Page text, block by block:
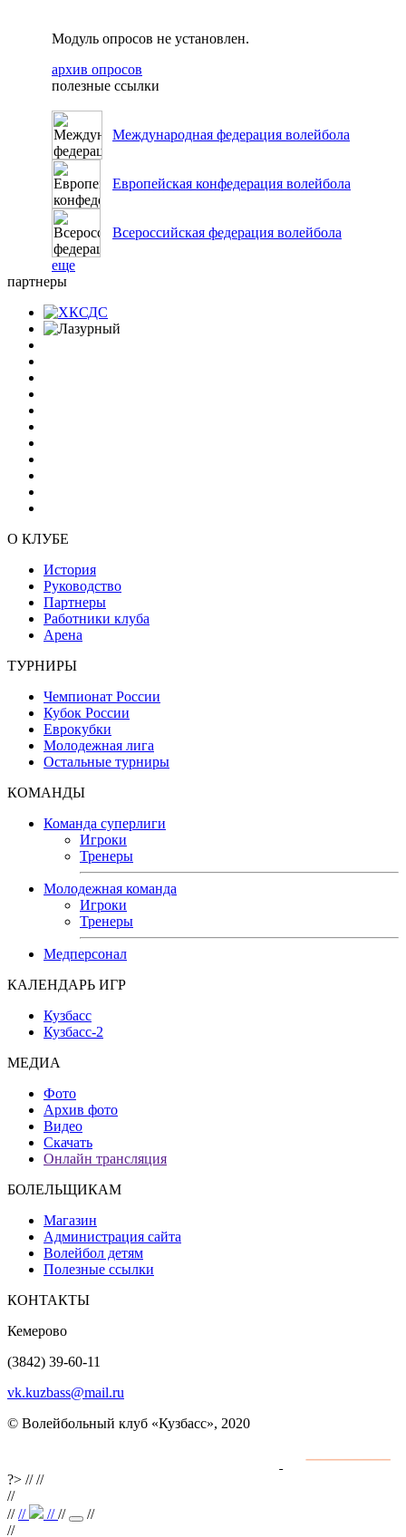
Модуль опросов не установлен.
архив опросов
полезные ссылки
Международная федерация волейбола
Европейская конфедерация волейбола
Всероссийская федерация волейбола
еще
партнеры
О КЛУБЕ
История
Руководство
Партнеры
Работники клуба
Арена
ТУРНИРЫ
Чемпионат России
Кубок России
Еврокубки
Молодежная лига
Остальные турниры
КОМАНДЫ
Команда суперлиги
Игроки
Тренеры
Молодежная команда
Игроки
Тренеры
Медперсонал
КАЛЕНДАРЬ ИГР
Кузбасс
Кузбасс-2
МЕДИА
Фото
Архив фото
Видео
Скачать
Онлайн трансляция
БОЛЕЛЬЩИКАМ
Магазин
Администрация сайта
Волейбол детям
Полезные ссылки
КОНТАКТЫ
Кемерово
(3842) 39-60-11
vk.kuzbass@mail.ru
© Волейбольный клуб «Кузбасс», 2020
?> ////
//
//// ////
//
//